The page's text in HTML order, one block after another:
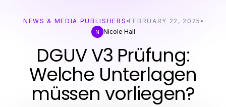
NEWS & MEDIA PUBLISHERS FEBRUARY 22, 2025
N Nicole Hall
DGUV V3 Prüfung:
Welche Unterlagen
müssen vorliegen?